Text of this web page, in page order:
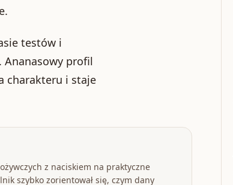
testów i
Ananasowy profil
charakteru i staje
z naciskiem na praktyczne
szybko zorientował się, czym dany